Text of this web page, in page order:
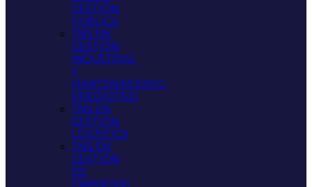
GESTIÓN
PÚBLICA
TNS EN
GESTIÓN
INDUSTRIAL
Y
MANTENIMIENTO
PREDICTIVO
TNS EN
GESTIÓN
LOGÍSTICA
TNS EN
GESTIÓN
DE
EMPRESAS